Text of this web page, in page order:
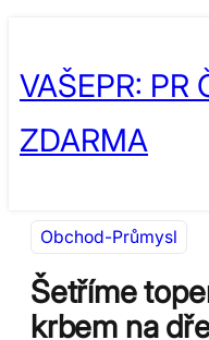
obsah
content
VAŠEPR: PR
ZDARMA
Obchod-Průmysl
Šetříme
krbem na